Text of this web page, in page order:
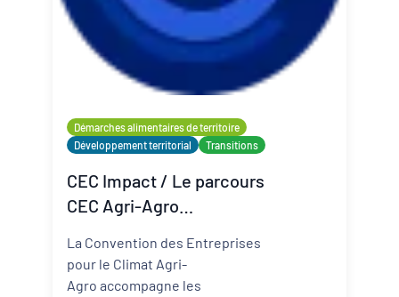
Distanciel
Organisateur
Externe
Démarches alimentaires de territoire
Développement territorial
Transitions
CEC Impact / Le parcours
CEC Agri-Agro
Entreprises pour le Climat)
La Convention des Entreprises
pour le Climat Agri-
Agro accompagne les